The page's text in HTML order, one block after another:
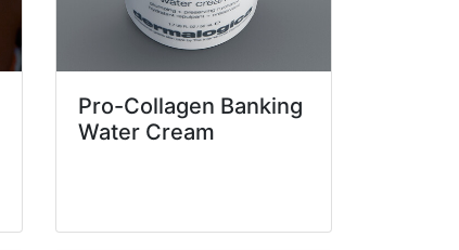
Pro-Collagen Banking
Water Cream